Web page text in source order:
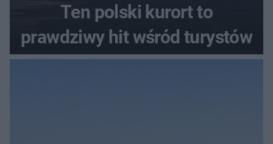
Ten polski kurort to
prawdziwy hit wśród turystów